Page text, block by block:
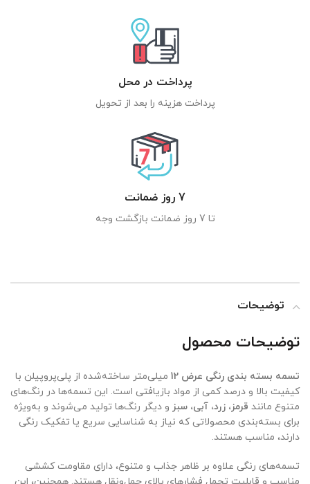
پرداخت در محل
پرداخت هزینه را بعد از تحویل
7 روز ضمانت
تا 7 روز ضمانت بازگشت وجه
توضیحات
توضیحات محصول
تسمه بسته بندی رنگی عرض 12
میلی‌متر ساخته‌شده از پلی‌پروپیلن با
کیفیت بالا و درصد کمی از مواد بازیافتی است. این تسمه‌ها در رنگ‌های
متنوع مانند قرمز، زرد، آبی، سبز و دیگر رنگ‌ها تولید می‌شوند و به‌ویژه
برای بسته‌بندی محصولاتی که نیاز به شناسایی سریع یا تفکیک رنگی
دارند، مناسب هستند.
تسمه‌های رنگی علاوه بر ظاهر جذاب و متنوع، دارای مقاومت کششی